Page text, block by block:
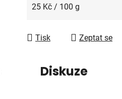
Měrná cena:
25 Kč / 100 g
Tisk Zeptat se
Diskuze